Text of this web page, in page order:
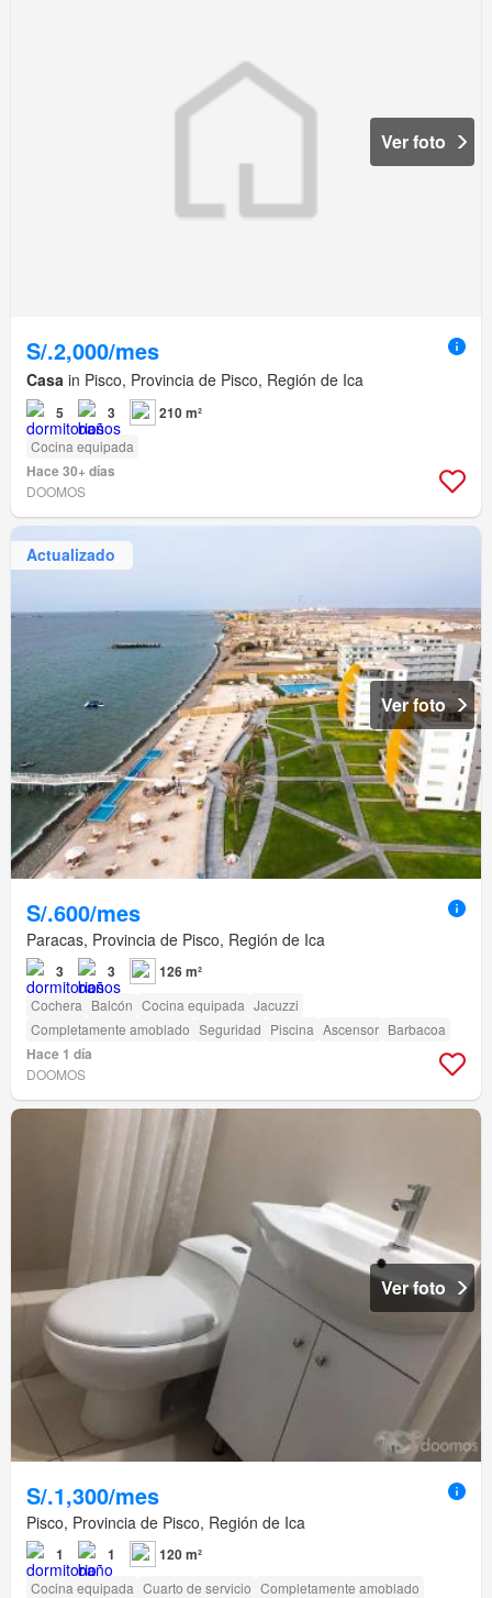
Ver foto
S/.2,000/mes
Casa in Pisco, Provincia de Pisco, Región de Ica
5 3 210 m²
Cocina equipada
Hace 30+ días
DOOMOS
Actualizado
Ver foto
S/.600/mes
Paracas, Provincia de Pisco, Región de Ica
3 3 126 m²
Cochera Balcón Cocina equipada Jacuzzi
Completamente amoblado Seguridad Piscina Ascensor Barbacoa
Hace 1 día
DOOMOS
Ver foto
S/.1,300/mes
Pisco, Provincia de Pisco, Región de Ica
1 1 120 m²
Cocina equipada Cuarto de servicio Completamente amoblado